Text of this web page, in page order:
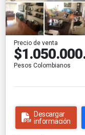
Precio de venta
Pesos Colombianos
Descargar
información